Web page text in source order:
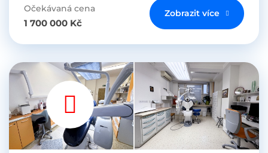
Očekávaná cena
1 700 000 Kč
Zobrazit více